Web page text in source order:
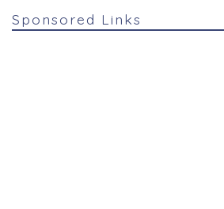
Sponsored Links